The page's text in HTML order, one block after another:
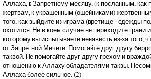
Аллаха, к Запретному месяцу, (к посланным, как
жертвам, к украшенным (ошейниками)
того, как выйдите из играма (вретище - одежды
охотится. Ни в коем случае не переходите грани
которому вы испытываете ненависть из-за того,
от Запретной Мечети. Помогайте друг другу
таквой. Не помогайте друг другу грехом и
отношению к Аллаху обладателями таквы.
Аллаха более сильное. (2)